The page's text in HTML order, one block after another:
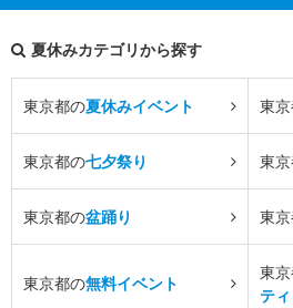
夏休みカテゴリから探す
東京都の夏休みイベント 東
東京都の七夕祭り 東
東京都の盆踊り 東
東京都の無料イベント
東
テ